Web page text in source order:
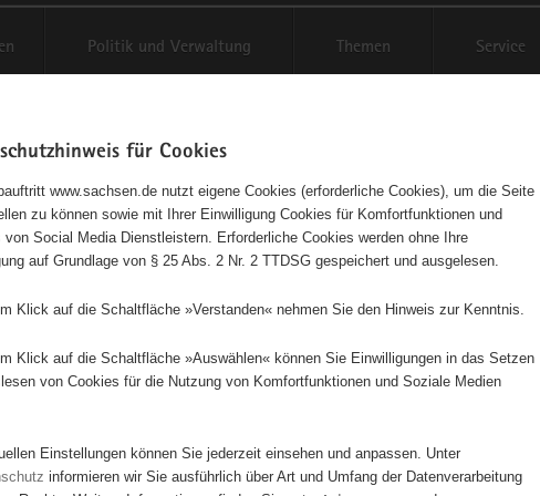
Politik und Verwaltung Themen Service
auf Karte anzeigen
Initiativen Projekte Nach Alphabet Nach Postleitzahl
100 Suchergebnisse
für Cookies
www.sachsen.de nutzt eigene Cookies (erforderliche Cookies), um die Seite
zu können sowie mit Ihrer Einwilligung Cookies für Komfortfunktionen und
von Social Media Dienstleistern. Erforderliche Cookies werden ohne Ihre
auf Grundlage von § 25 Abs. 2 Nr. 2 TTDSG gespeichert und ausgelesen.
Klick auf die Schaltfläche »Verstanden« nehmen Sie den Hinweis zur Kenntnis.
Klick auf die Schaltfläche »Auswählen« können Sie Einwilligungen in das Setzen
von Cookies für die Nutzung von Komfortfunktionen und Soziale Medien
Einstellungen können Sie jederzeit einsehen und anpassen. Unter
informieren wir Sie ausführlich über Art und Umfang der Datenverarbeitung